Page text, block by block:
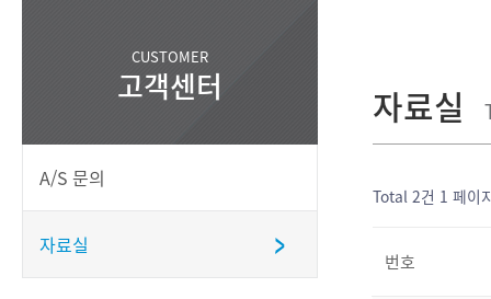
CUSTOMER
고객센터
A/S 문의
자료실
자료실
Total 2건 1 페이
번호